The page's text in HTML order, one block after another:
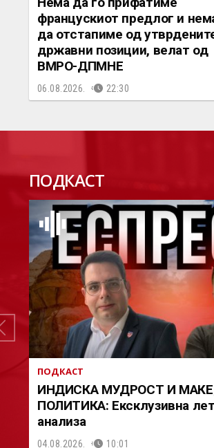
францускиот предлог и
да отстапиме од
државни позиции, велат од
ВМРО-ДПМНЕ
06.08.2026. 22:30
ПОДКАСТ
ПОДКАСТ
ИНДИСКА МУДРОСТ И
ПОЛИТИКА: Ексклузивна
анализа
04.08.2026. 10:01